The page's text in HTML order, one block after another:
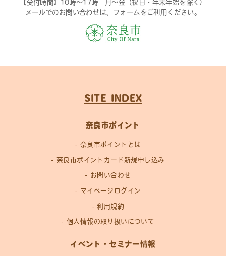
【受付時間】10時〜17時 月〜金（祝日・年末年始を除く）
メールでのお問い合わせは、フォームをご利用ください。
SITE INDEX
奈良市ポイント
奈良市ポイントとは
奈良市ポイントカード新規申し込み
お問い合わせ
マイページログイン
利用規約
個人情報の取り扱いについて
イベント・セミナー情報